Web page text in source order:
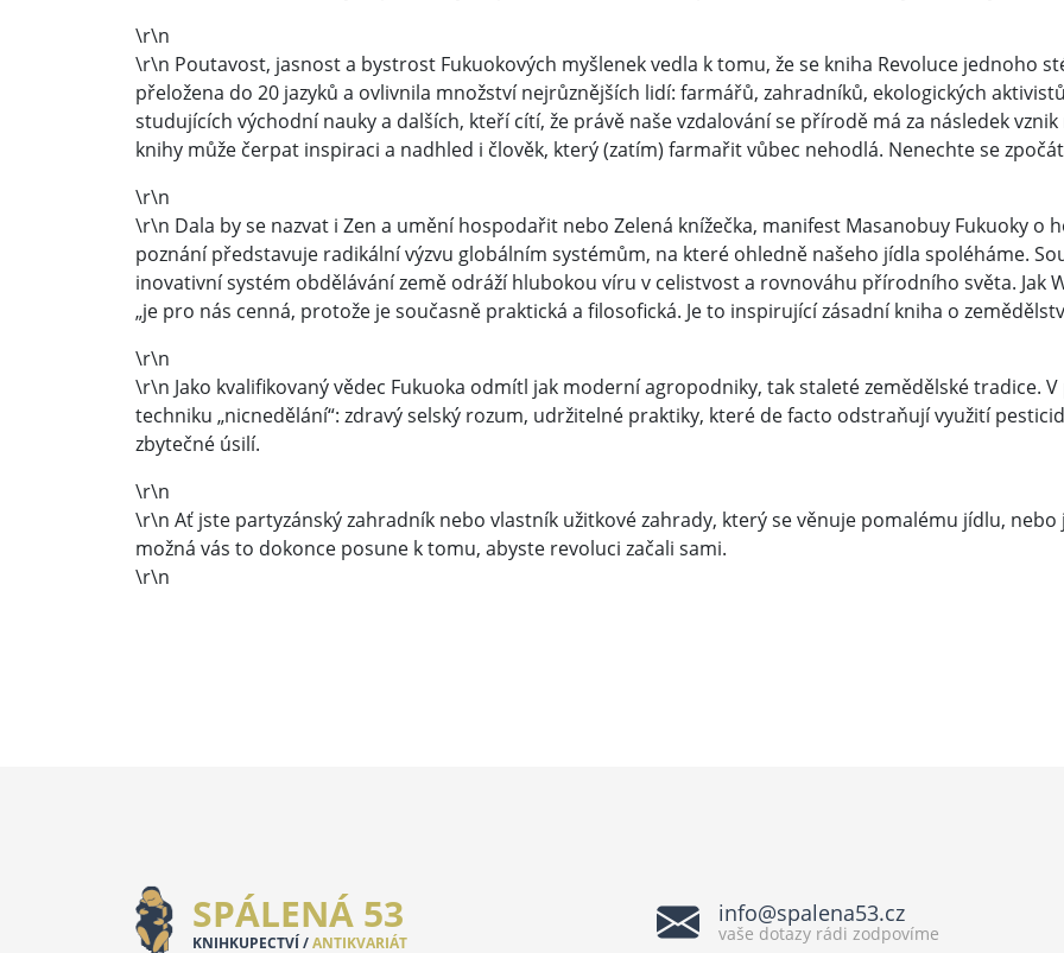
\r\n
\r\n Poutavost, jasnost a bystrost Fukuokových myšlenek vedla k tomu, že se kniha Revoluce jednoho
přeložena do 20 jazyků a ovlivnila množství nejrůznějších lidí: farmářů, zahradníků, ekologických
studujících východní nauky a dalších, kteří cítí, že právě naše vzdalování se přírodě má za následek
knihy může čerpat inspiraci a nadhled i člověk, který (zatím) farmařit vůbec nehodlá. Nenechte se
\r\n
\r\n Dala by se nazvat i Zen a umění hospodařit nebo Zelená knížečka, manifest Masanobuy Fukuoky o
poznání představuje radikální výzvu globálním systémům, na které ohledně našeho jídla spoléháme.
inovativní systém obdělávání země odráží hlubokou víru v celistvost a rovnováhu přírodního světa. Jak
„je pro nás cenná, protože je současně praktická a filosofická. Je to inspirující zásadní kniha o
\r\n
\r\n Jako kvalifikovaný vědec Fukuoka odmítl jak moderní agropodniky, tak staleté zemědělské tradice.
techniku „nicnedělání“: zdravý selský rozum, udržitelné praktiky, které de facto odstraňují využití
zbytečné úsilí.
\r\n
\r\n Ať jste partyzánský zahradník nebo vlastník užitkové zahrady, který se věnuje pomalému jídlu, nebo
možná vás to dokonce posune k tomu, abyste revoluci začali sami.
\r\n
SPÁLENÁ 53
KNIHKUPECTVÍ /ANTIKVARIÁT
info@spalena53.cz
vaše dotazy rádi zodpovíme